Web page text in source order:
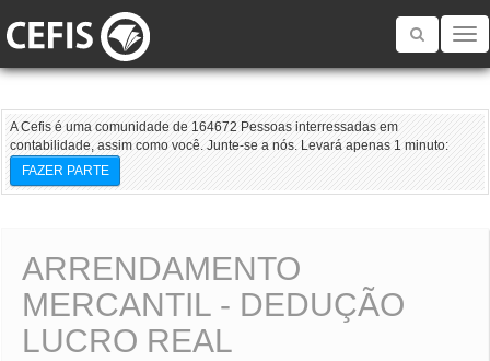
Toggle
A Cefis é uma comunidade de 164672 Pessoas interressadas em
contabilidade, assim como você. Junte-se a nós. Levará apenas 1 minuto:
FAZER PARTE
ARRENDAMENTO
MERCANTIL - DEDUÇÃO
LUCRO REAL